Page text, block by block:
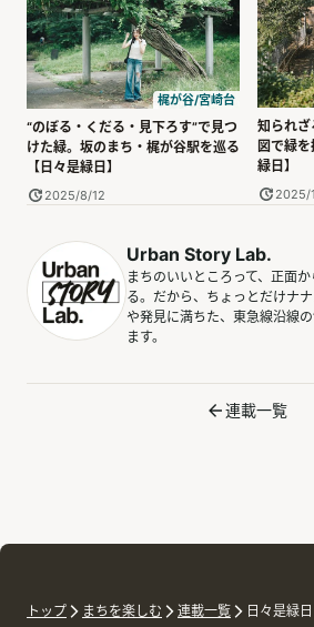
梶が谷/宮崎台
“のぼる・くだる・見下ろす”で見つ
けた緑。坂のまち・梶が谷駅を巡る
【日々是緑日】
2025/8/12
知られ
図で緑
緑日】
2025/
Urban Story Lab.
まちのいいところって、正面
る。だから、ちょっとだけナ
や発見に満ちた、東急線沿線
ます。
連載一覧
トップ まちを楽しむ 連載一覧 日々是緑日